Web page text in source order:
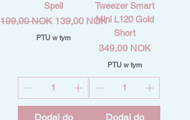
Speil
Regularna cena
199,00 NOK Cena rabatowa
139,00 NOK
PTU w tym
Dodaj do
Tweezer Smart
Mini L120 Gold
Short
Cena
349,00 NOK
PTU w tym
Dodaj do